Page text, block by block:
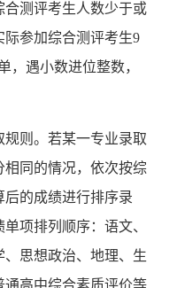
合测评考生人数少于或
参加综合测评考生9
，遇小数进位整数，
则。若某一专业录取
同的情况，依次按综
的成绩进行排序录
项排列顺序：语文、
思想政治、地理、 生
通高中综合素质评价等